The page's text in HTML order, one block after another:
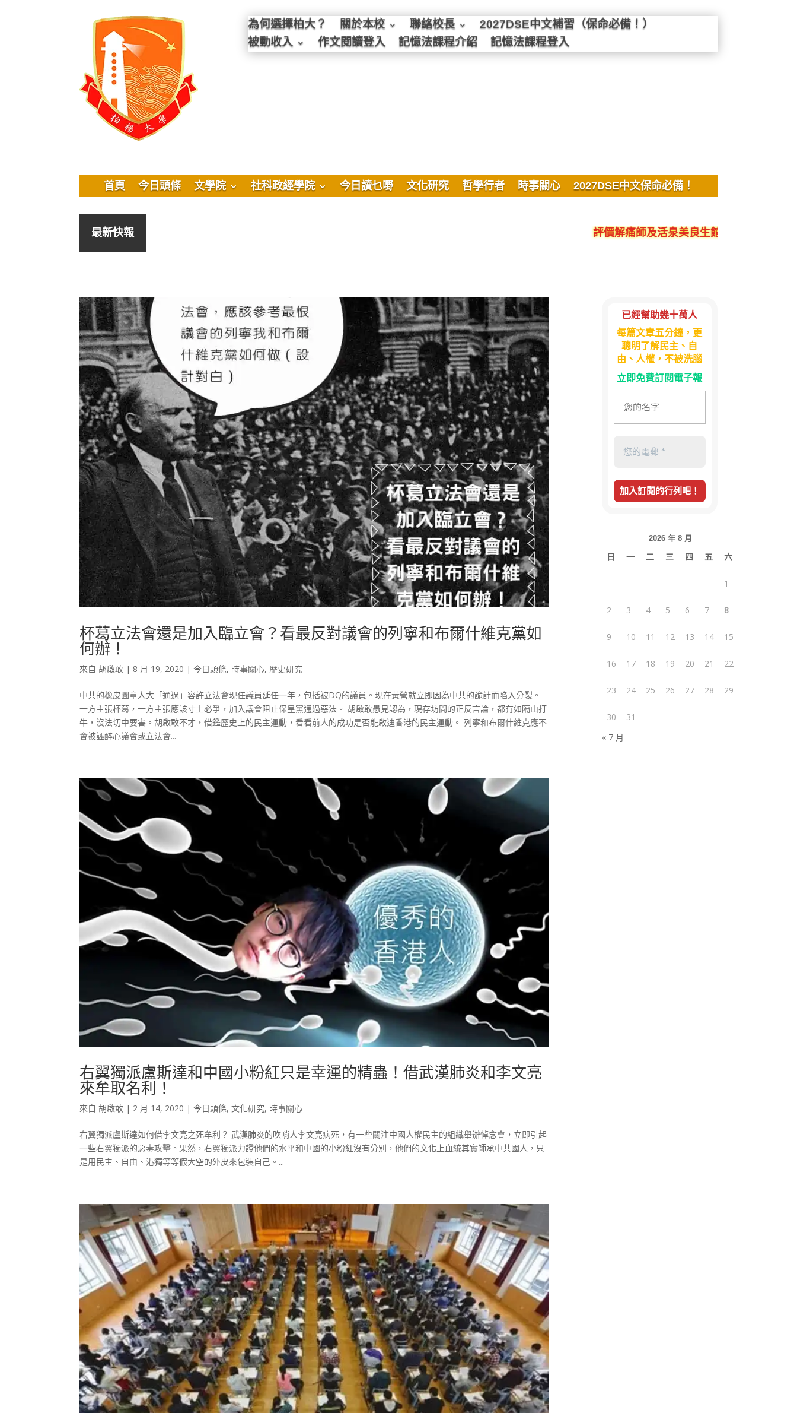
為何選擇柏大？ 關於本校 聯絡校長
2027DSE中文補習（保命必備！）
被動收入
作文閱讀登入 記憶法課程介紹 記憶法課程登入
首頁 今日頭條 文學院 社科政經學院 今日讀乜嘢 文化研究 哲學行者 時事關心 2027DSE中文保命必備！
最新快報 評價解痛師及活泉美良生館的不良銷售、呃人、騙
杯葛立法會還是加入臨立會？看最反對議會的列寧和布爾什維克黨如
何辦！
來自胡啟敢 | 8 月 19, 2020 |今日頭條, 時事關心, 歷史研究
中共的橡皮圖章人大「通過」容許立法會現任議員延任一年，包括被DQ的議員。現在黃營就立即因為中共的詭計而陷入分裂。
一方主張杯葛，一方主張應該寸土必爭，加入議會阻止保皇黨通過惡法。 胡啟敢愚見認為，現存坊間的正反言論，都有如隔山打
牛，沒法切中要害。胡啟敢不才，借鑑歷史上的民主運動，看看前人的成功是否能啟迪香港的民主運動。 列寧和布爾什維克應不
會被誣醉心議會或立法會...
右翼獨派盧斯達和中國小粉紅只是幸運的精蟲！借武漢肺炎和李文亮
來牟取名利！
來自胡啟敢 | 2 月 14, 2020 |今日頭條,文化研究, 時事關心
右翼獨派盧斯達如何借李文亮之死牟利？ 武漢肺炎的吹哨人李文亮病死，有一些關注中國人權民主的組織舉辦悼念會，立即引起
一些右翼獨派的惡毒攻擊。果然，右翼獨派力證他們的水平和中國的小粉紅沒有分別，他們的文化上血統其實師承中共國人，只
是用民主、自由、港獨等等假大空的外皮來包裝自己。...
已經幫助幾十萬人
每篇文章五分鐘，更
聰明了解民主、自
由、人權，不被洗腦
立即免費訂閱電子報
2026 年 8 月
日 一 二 三 四 五 六
1
2 3 4 5 6 7 8
9 10 11 12 13 14 15
16 17 18 19 20 21 22
23 24 25 26 27 28 29
30
31
« 7 月